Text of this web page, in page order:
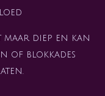
diep en kan
of blokkades